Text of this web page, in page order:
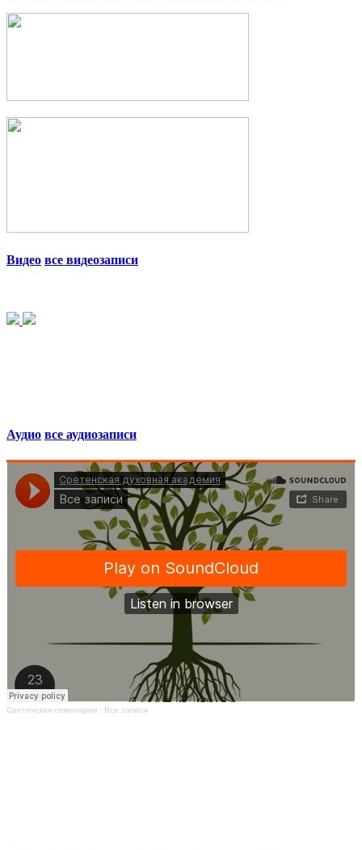
Видео все видеозаписи
Аудио все аудиозаписи
Сретенская семинария · Все записи